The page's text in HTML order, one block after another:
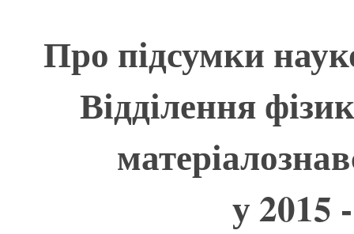
Про підсумки
Відділення
у2015